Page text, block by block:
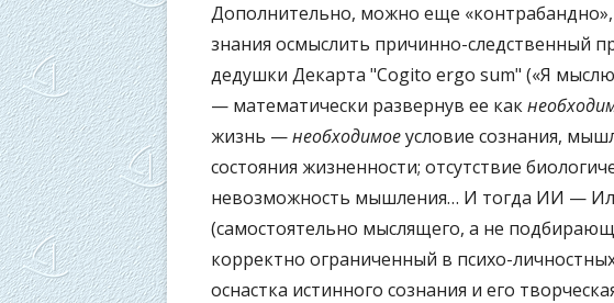
Дополнительно, можно еще «контрабандно»,
знания осмыслить причинно-следственный
дедушки Декарта "Cogito ergo sum" («Я
— математически развернув ее как
жизнь —необходимоеусловие сознания,
состояния жизненности; отсутствие
невозможность мышления… И тогда ИИ —
(самостоятельно мыслящего, а не
корректно ограниченный в психо-
оснастка истинного сознания и его